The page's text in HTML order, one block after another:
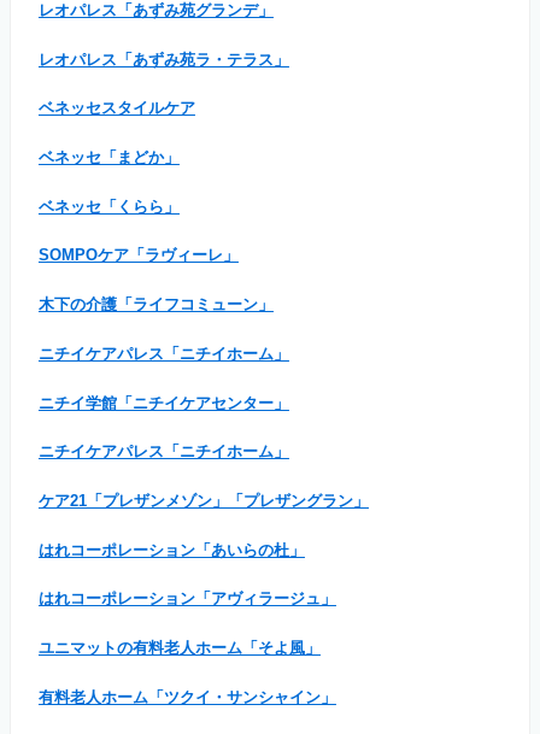
レオパレス「あずみ苑グランデ」
レオパレス「あずみ苑ラ・テラス」
ベネッセスタイルケア
ベネッセ「まどか」
ベネッセ「くらら」
SOMPOケア「ラヴィーレ」
木下の介護「ライフコミューン」
ニチイケアパレス「ニチイホーム」
ニチイ学館「ニチイケアセンター」
ニチイケアパレス「ニチイホーム」
ケア21「プレザンメゾン」「プレザングラン」
はれコーポレーション「あいらの杜」
はれコーポレーション「アヴィラージュ」
ユニマットの有料老人ホーム「そよ風」
有料老人ホーム「ツクイ・サンシャイン」